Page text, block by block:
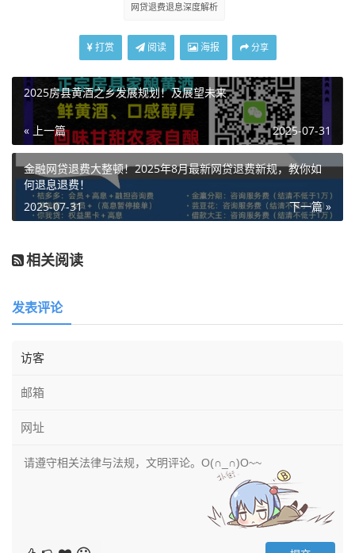
网贷退费退息深度解析
打赏 阅读 海报 分享
2025房县黄酒之乡发展规划！及展望未来
« 上一篇 2025-07-31
金融网贷退费大整顿！2025年8月最新网贷退费新规，教你如
何退息退费！
下一篇 »
2025-07-31
相关阅读
发表评论